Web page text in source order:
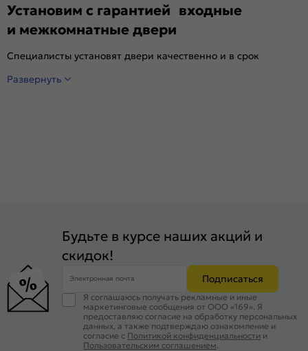
Установим с гарантией входные
и межкомнатные двери
Специалисты установят двери качественно и в срок
Развернуть
Будьте в курсе наших акций и
скидок!
Электронная почта Подписаться
Я соглашаюсь получать рекламные и иные
маркетинговые сообщения от ООО «169». Я
предоставляю согласие на обработку персональных
данных, а также подтверждаю ознакомление и
согласие с Политикой конфиденциальности и
Пользовательским соглашением